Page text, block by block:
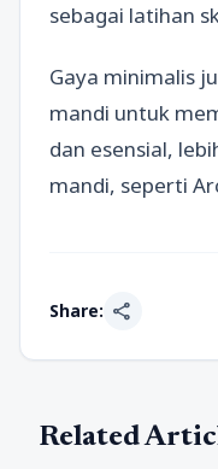
sebagai latihan
Gaya minimalis
mandi untuk
dan esensial,
mandi, seperti
Share: share
Related